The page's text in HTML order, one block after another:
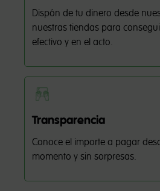
Dispón de tu dinero desde
nuestras tiendas para
efectivo y en el acto.
Transparencia
Conoce el importe a pagar
momento y sin sorpresas.